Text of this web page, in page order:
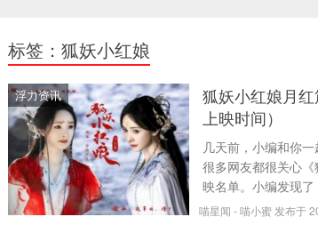
标签：狐妖小红娘
浮力资讯
狐妖小红娘月
上映时间）
几天前，小编和你
很多网友都很关心
映名单。小编发现
喵星闻 - 喵小蜜 发布于